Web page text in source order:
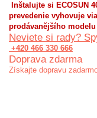
Inštalujte si ECOSUN
prevedenie vyhovuje
prodávanějšího modelu
Neviete si rady?
+420 466 330 666
Doprava zdarma
Získajte dopravu